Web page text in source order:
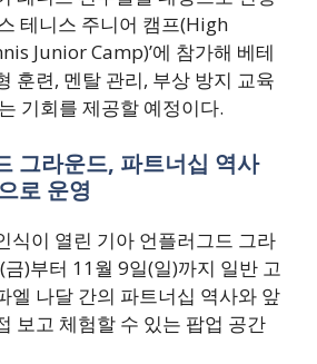
테니스 주니어 캠프(High
Junior Camp)’에 참가해 베테
훈련, 멘탈 관리, 부상 방지 교육
기회를 제공할 예정이다.
그라운드, 파트너십 역사
로 운영
식이 열린 기아 언플러그드 그라
)부터 11월 9일(일)까지 일반 고
엘 나달 간의 파트너십 역사와 앞
보고 체험할 수 있는 팝업 공간